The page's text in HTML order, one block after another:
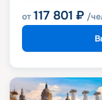
от 117 801 ₽ /